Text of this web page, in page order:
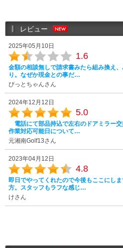
レビュー
2025年05月10日
1.6
金額の相談無しで請求書みたら組み換え
り。なぜか現金との事だ…
ぴっとちゃんさん
2024年12月12日
5.0
電話にて部品持込で左右のドアミラー
作業対応可能日について…
元湘南Golf13さん
2023年04月12日
4.8
即日でやってくれたので今後もここにし
方。スタッフもラフな感じ…
けさん